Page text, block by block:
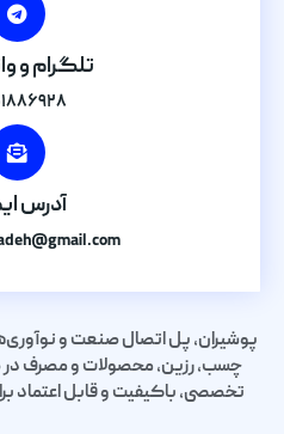
تلگرام و
آدرس
پوشیران، پل اتصال صنعت و
چسب، رزین، محصولات و مصرف
تخصصی، باکیفیت و قابل اعتماد